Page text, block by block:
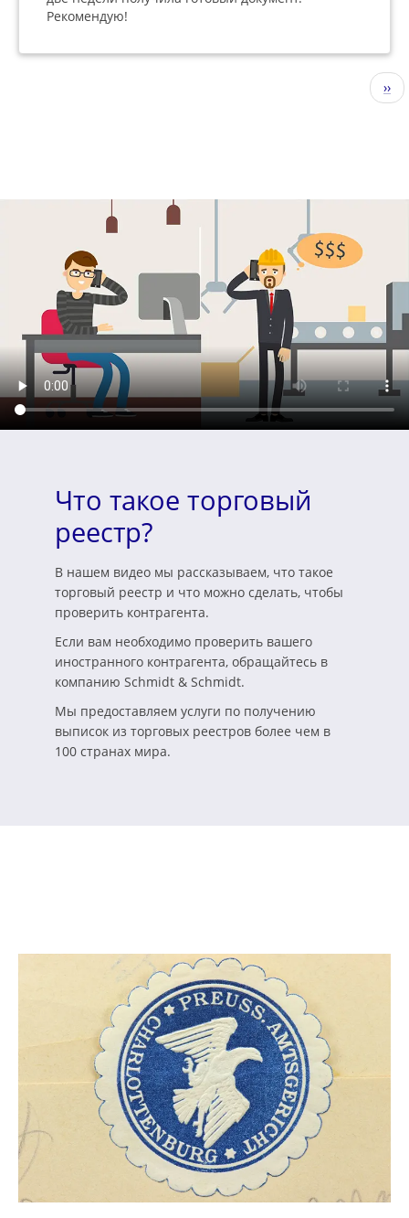
Рекомендую!
››
Что такое торговый
реестр?
В нашем видео мы рассказываем, что такое
торговый реестр и что можно сделать, чтобы
проверить контрагента.
Если вам необходимо проверить вашего
иностранного контрагента, обращайтесь в
компанию Schmidt & Schmidt.
Мы предоставляем услуги по получению
выписок из торговых реестров более чем в
100 странах мира.